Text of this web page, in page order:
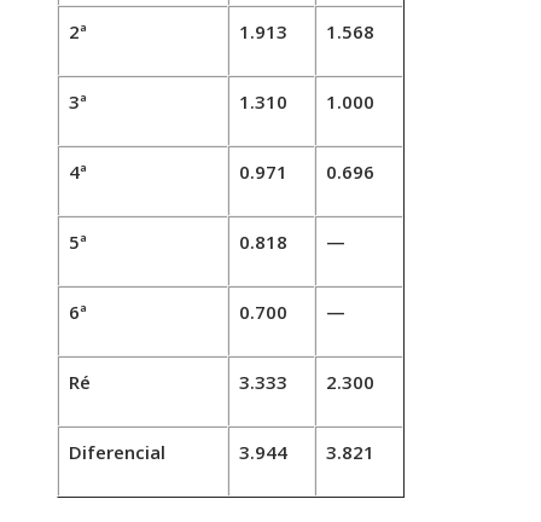
2ª 1.913 1.568
3ª 1.310 1.000
4ª 0.971 0.696
5ª 0.818 —
6ª 0.700 —
Ré 3.333 2.300
Diferencial 3.944 3.821